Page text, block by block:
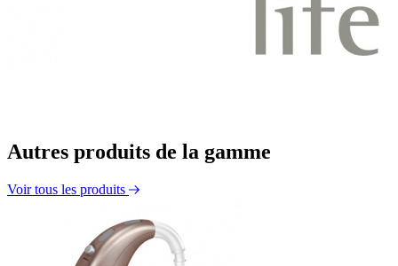
Autres produits de la gamme
Voir tous les produits